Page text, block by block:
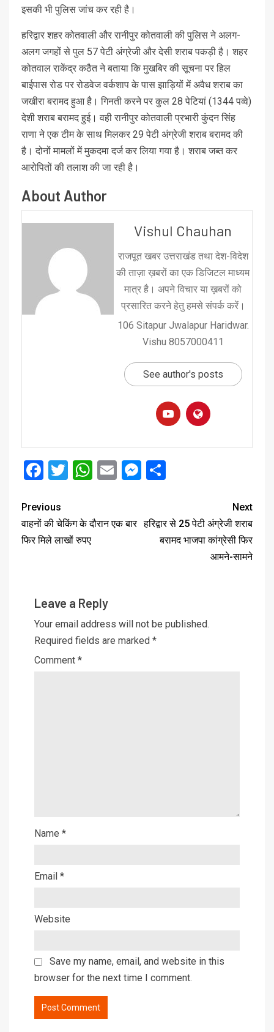
इसकी भी पुलिस जांच कर रही है।
हरिद्वार शहर कोतवाली और रानीपुर कोतवाली की पुलिस ने अलग-
अलग जगहों से पुल 57 पेटी अंग्रेजी और देसी शराब पकड़ी है। शहर
कोतवाल राकेंद्र कठैत ने बताया कि मुखबिर की सूचना पर हिल
बाईपास रोड पर रोडवेज वर्कशाप के पास झाड़ियों में अवैध शराब का
जखीरा बरामद हुआ है। गिनती करने पर कुल 28 पेटियां (1344 पव्वे)
देशी शराब बरामद हुई। वही रानीपुर कोतवाली प्रभारी कुंदन सिंह
राणा ने एक टीम के साथ मिलकर 29 पेटी अंग्रेजी शराब बरामद की
है। दोनों मामलों में मुकदमा दर्ज कर लिया गया है। शराब जब्त कर
आरोपितों की तलाश की जा रही है।
About Author
Vishul Chauhan
राजपूत खबर उत्तराखंड तथा देश-विदेश
की ताज़ा ख़बरों का एक डिजिटल माध्यम
मात्र है। अपने विचार या ख़बरों को
प्रसारित करने हेतु हमसे संपर्क करें।
106 Sitapur Jwalapur Haridwar.
Vishu 8057000411
See author's posts
Facebook
Twitter
WhatsApp
EmailMessenger
Previous
वाहनों की चेकिंग के दौरान एक बार
फिर मिले लाखों रुपए
Next
हरिद्वार से 25 पेटी अंग्रेजी शराब
बरामद भाजपा कांग्रेसी फिर
आमने-सामने
Leave a Reply
Your email address will not be published.
Required fields are marked *
Comment *
Name *
Email *
Website
Save my name, email, and website in this
browser for the next time I comment.